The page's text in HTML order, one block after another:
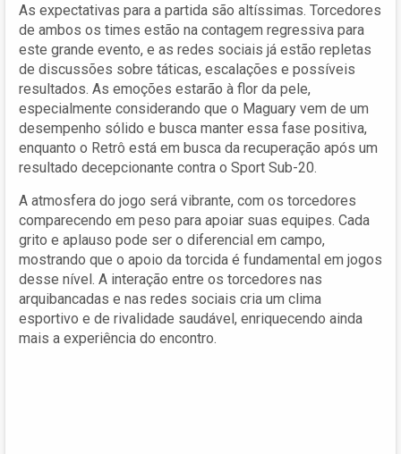
As expectativas para a partida são altíssimas. Torcedores
de ambos os times estão na contagem regressiva para
este grande evento, e as redes sociais já estão repletas
de discussões sobre táticas, escalações e possíveis
resultados. As emoções estarão à flor da pele,
especialmente considerando que o Maguary vem de um
desempenho sólido e busca manter essa fase positiva,
enquanto o Retrô está em busca da recuperação após um
resultado decepcionante contra o Sport Sub-20.
A atmosfera do jogo será vibrante, com os torcedores
comparecendo em peso para apoiar suas equipes. Cada
grito e aplauso pode ser o diferencial em campo,
mostrando que o apoio da torcida é fundamental em jogos
desse nível. A interação entre os torcedores nas
arquibancadas e nas redes sociais cria um clima
esportivo e de rivalidade saudável, enriquecendo ainda
mais a experiência do encontro.